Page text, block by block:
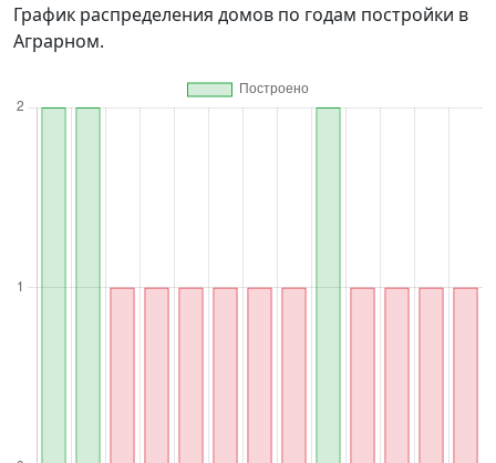
График распределения домов по годам постройки в
Аграрном.